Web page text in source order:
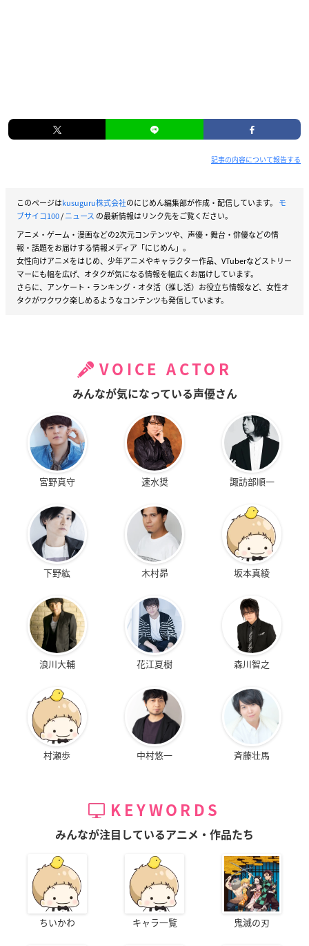
記事の内容について報告する
このページはkusuguru株式会社のにじめん編集部が作成・配信しています。 モ
ブサイコ100/ニュース の最新情報はリンク先をご覧ください。
アニメ・ゲーム・漫画などの2次元コンテンツや、声優・舞台・俳優などの情
報・話題をお届けする情報メディア「にじめん」。
女性向けアニメをはじめ、少年アニメやキャラクター作品、VTuberなどストリー
マーにも幅を広げ、オタクが気になる情報を幅広くお届けしています。
さらに、アンケート・ランキング・オタ活（推し活）お役立ち情報など、女性オ
タクがワクワク楽しめるようなコンテンツも発信しています。
VOICE ACTOR
みんなが気になっている声優さん
宮野真守 速水奨 諏訪部順一
下野紘 木村昴 坂本真綾
浪川大輔 花江夏樹 森川智之
村瀬歩 中村悠一 斉藤壮馬
KEYWORDS
みんなが注目しているアニメ・作品たち
ちいかわ キャラ一覧 鬼滅の刃